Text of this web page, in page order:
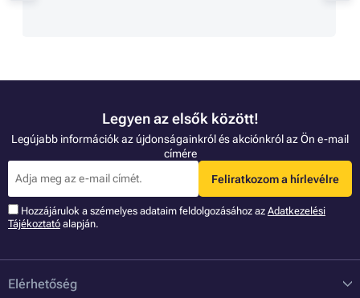
Legyen az elsők között!
Legújabb információk az újdonságainkról és akciónkról az Ön e-mail
címére
Feliratkozom a hírlevélre
Hozzájárulok a szémelyes adataim feldolgozásához az Adatkezelési
Tájékoztató alapján.
Elérhetőség